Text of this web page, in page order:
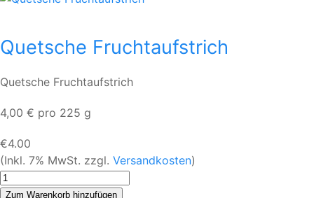
Quetsche Fruchtaufstrich
Quetsche Fruchtaufstrich
4,00 € pro 225 g
€4.00
(Inkl. 7% MwSt. zzgl. Versandkosten)